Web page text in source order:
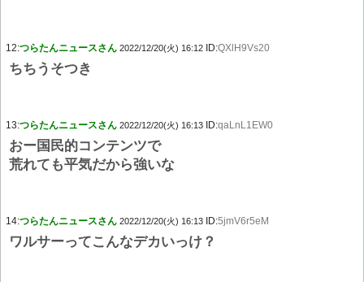
12:つらたんニュースさん 2022/12/20(火) 16:12 ID:QXlH9Vs20
ちちうそつき
13:つらたんニュースさん 2022/12/20(火) 16:13 ID:qaLnL1EW0
おー国民的コンテンツで
荒れても平気だから強いな
14:つらたんニュースさん 2022/12/20(火) 16:13 ID:5jmV6r5eM
ワルサーってこんなデカいっけ？